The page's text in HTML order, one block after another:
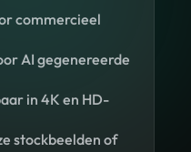
commercieel
AI gegenereerde
in 4K en HD-
stockbeelden of